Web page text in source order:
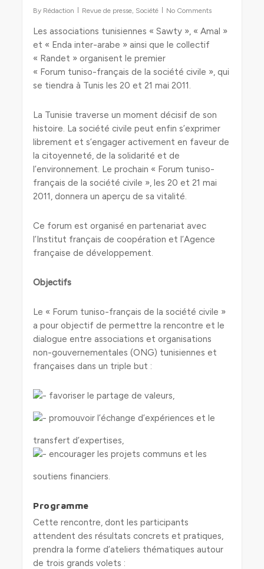
By Rédaction Revue de presse, Société No Comments
Les associations tunisiennes « Sawty », « Amal »
et « Enda inter-arabe » ainsi que le collectif
« Randet » organisent le premier
« Forum tuniso-français de la société civile », qui
se tiendra à Tunis les 20 et 21 mai 2011.
La Tunisie traverse un moment décisif de son
histoire. La société civile peut enfin s’exprimer
librement et s’engager activement en faveur de
la citoyenneté, de la solidarité et de
l’environnement. Le prochain « Forum tuniso-
français de la société civile », les 20 et 21 mai
2011, donnera un aperçu de sa vitalité.
Ce forum est organisé en partenariat avec
l’Institut français de coopération et l’Agence
française de développement.
Objectifs
Le « Forum tuniso-français de la société civile »
a pour objectif de permettre la rencontre et le
dialogue entre associations et organisations
non-gouvernementales (ONG) tunisiennes et
françaises dans un triple but :
favoriser le partage de valeurs,
promouvoir l’échange d’expériences et le
transfert d’expertises,
encourager les projets communs et les
soutiens financiers.
Programme
Cette rencontre, dont les participants
attendent des résultats concrets et pratiques,
prendra la forme d’ateliers thématiques autour
de trois grands volets :